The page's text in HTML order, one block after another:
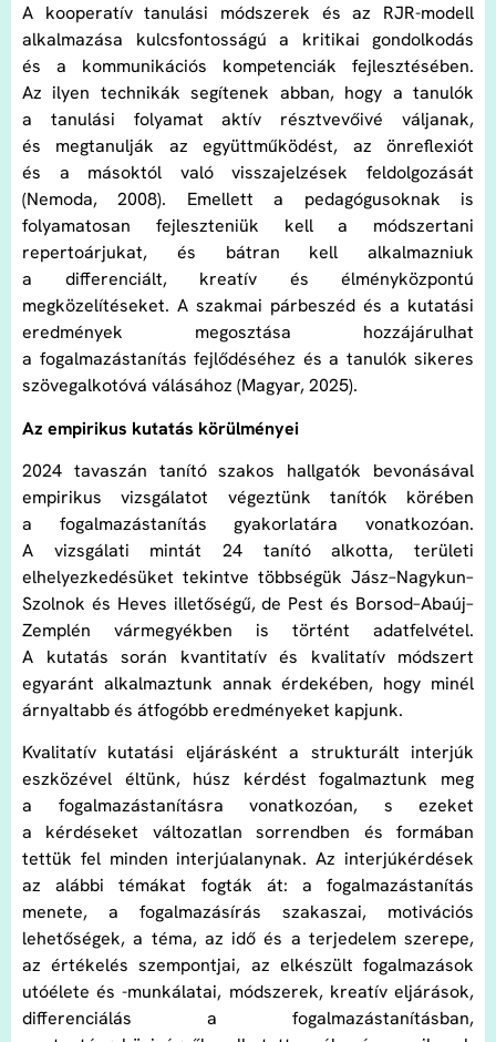
A kooperatív tanulási módszerek és az RJR-modell
alkalmazása kulcsfontosságú a kritikai gondolkodás
és a kommunikációs kompetenciák fejlesztésében.
Az ilyen technikák segítenek abban, hogy a tanulók
a tanulási folyamat aktív résztvevőivé váljanak,
és megtanulják az együttműködést, az önreflexiót
és a másoktól való visszajelzések feldolgozását
(Nemoda, 2008). Emellett a pedagógusoknak is
folyamatosan fejleszteniük kell a módszertani
repertoárjukat, és bátran kell alkalmazniuk
a differenciált, kreatív és élményközpontú
megközelítéseket. A szakmai párbeszéd és a kutatási
eredmények megosztása hozzájárulhat
a fogalmazástanítás fejlődéséhez és a tanulók sikeres
szövegalkotóvá válásához (Magyar, 2025).
Az empirikus kutatás körülményei
2024 tavaszán tanító szakos hallgatók bevonásával
empirikus vizsgálatot végeztünk tanítók körében
a fogalmazástanítás gyakorlatára vonatkozóan.
A vizsgálati mintát 24 tanító alkotta, területi
elhelyezkedésüket tekintve többségük Jász–Nagykun–
Szolnok és Heves illetőségű, de Pest és Borsod–Abaúj–
Zemplén vármegyékben is történt adatfelvétel.
A kutatás során kvantitatív és kvalitatív módszert
egyaránt alkalmaztunk annak érdekében, hogy minél
árnyaltabb és átfogóbb eredményeket kapjunk.
Kvalitatív kutatási eljárásként a strukturált interjúk
eszközével éltünk, húsz kérdést fogalmaztunk meg
a fogalmazástanításra vonatkozóan, s ezeket
a kérdéseket változatlan sorrendben és formában
tettük fel minden interjúalanynak. Az interjúkérdések
az alábbi témákat fogták át: a fogalmazástanítás
menete, a fogalmazásírás szakaszai, motivációs
lehetőségek, a téma, az idő és a terjedelem szerepe,
az értékelés szempontjai, az elkészült fogalmazások
utóélete és -munkálatai, módszerek, kreatív eljárások,
differenciálás a fogalmazástanításban,